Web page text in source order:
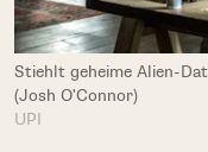
Stiehlt geheime Alien-
(Josh O'Connor)
UPI